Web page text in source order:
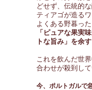
どせず、伝統的
ティアゴが造る
よくある野暮っ
「ピュアな果実
トな旨み」を余
これを飲んだ世
合わせが殺到し
今、ポルトガルで